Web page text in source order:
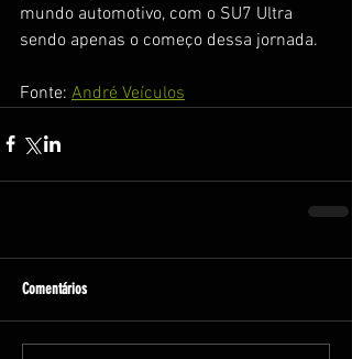
mundo automotivo, com o SU7 Ultra
sendo apenas o começo dessa jornada.
Fonte: André Veículos
Comentários